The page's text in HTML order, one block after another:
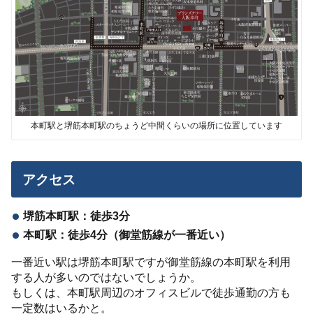
本町駅と堺筋本町駅のちょうど中間くらいの場所に位置しています
アクセス
堺筋本町駅：徒歩3分
本町駅：徒歩4分（御堂筋線が一番近い）
一番近い駅は堺筋本町駅ですが御堂筋線の本町駅を利用
する人が多いのではないでしょうか。
もしくは、本町駅周辺のオフィスビルで徒歩通勤の方も
一定数はいるかと。